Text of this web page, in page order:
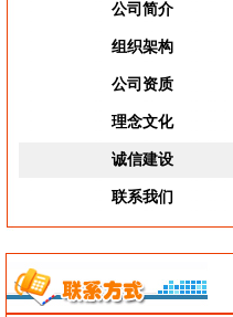
公司简介
组织架构
公司资质
理念文化
诚信建设
联系我们